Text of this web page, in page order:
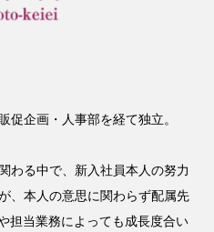
促企画・人事部を経て独立。
わる中で、新入社員本人の努力
、本人の意思に関わらず配属先
担当業務によっても成長度合い